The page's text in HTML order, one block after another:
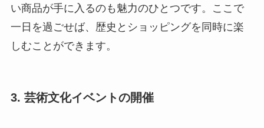
い商品が手に入るのも魅力のひとつです。ここで
一日を過ごせば、歴史とショッピングを同時に楽
しむことができます。
3. 芸術文化イベントの開催